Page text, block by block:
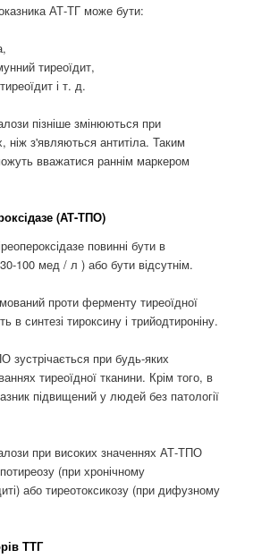
АТ-ТГ може бути:
тиреоїдит,
і т. д.
пізніше змінюються при
ніж з'являються антитіла. Таким
вважатися раннім маркером
(АТ-ТПО)
повинні бути в
100 мед / л ) або бути відсутнім.
проти ферменту тиреоїдної
в синтезі тироксину і трийодтироніну.
зустрічається при будь-яких
тиреоїдної тканини. Крім того, в
підвищений у людей без патології
при високих значеннях АТ-ТПО
(при хронічному
або тиреотоксикозу (при дифузному
ТТГ